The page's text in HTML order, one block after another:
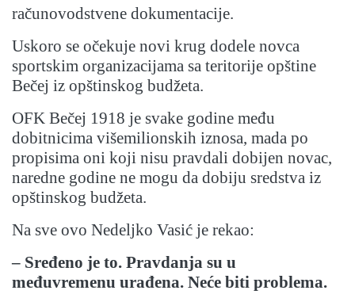
računovodstvene dokumentacije.
Uskoro se očekuje novi krug dodele novca
sportskim organizacijama sa teritorije opštine
Bečej iz opštinskog budžeta.
OFK Bečej 1918 je svake godine među
dobitnicima višemilionskih iznosa, mada po
propisima oni koji nisu pravdali dobijen novac,
naredne godine ne mogu da dobiju sredstva iz
opštinskog budžeta.
Na sve ovo Nedeljko Vasić je rekao:
– Sređeno je to. Pravdanja su u
međuvremenu urađena. Neće biti problema.